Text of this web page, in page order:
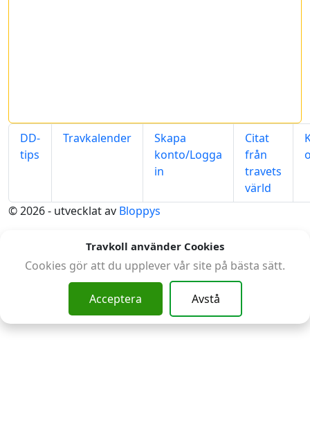
DD-
tips
Travkalender
Skapa
konto/Logga
in
Citat
från
travets
värld
© 2026 - utvecklat av Bloppys
Travkoll använder Cookies
Cookies gör att du upplever vår site på bästa sätt.
Acceptera Avstå